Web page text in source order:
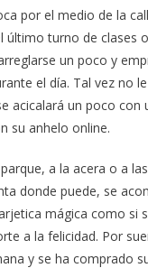
por el medio de la
último turno de clases
un poco y
el día. Tal vez no
acicalará un poco con
su anhelo online.
a la acera o a
donde puede, se
mágica como si
a la felicidad. Por
y se ha comprado